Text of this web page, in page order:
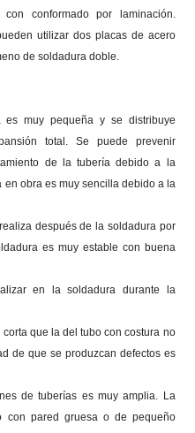
conformado por laminación.
utilizar dos placas de acero
de soldadura doble.
muy pequeña y se distribuye
total. Se puede prevenir
de la tubería debido a la
obra es muy sencilla debido a la
después de la soldadura por
es muy estable con buena
en la soldadura durante la
que la del tubo con costura no
de que se produzcan defectos es
de tuberías es muy amplia. La
con pared gruesa o de pequeño